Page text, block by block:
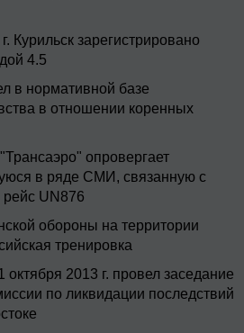
Курильск зарегистрировано
4.5
в нормативной базе
в отношении коренных
опровергает
в ряде СМИ, связанную с
UN876
обороны на территории
тренировка
2013 г. провел заседание
по ликвидации последствий